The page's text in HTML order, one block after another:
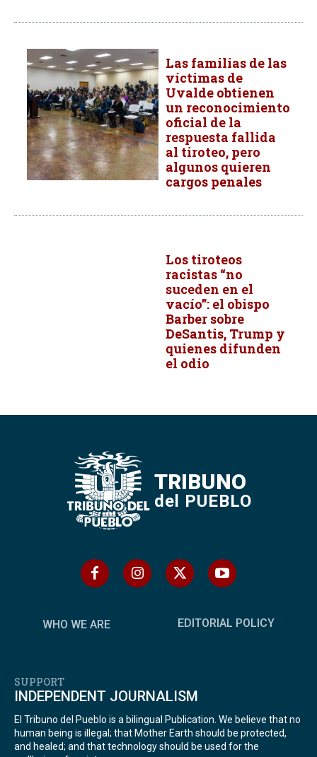
Las familias de las
víctimas de
Uvalde obtienen
un reconocimiento
oficial de la
respuesta fallida
al tiroteo, pero
algunos quieren
cargos penales
Los tiroteos
racistas “no
suceden en el
vacío”: el obispo
Barber sobre
DeSantis, Trump y
quienes difunden
el odio
TRIBUNO
del PUEBLO
WHO WE ARE EDITORIAL POLICY
SUPPORT
INDEPENDENT JOURNALISM
El Tribuno del Pueblo is a bilingual Publication. We believe that no
human being is illegal; that Mother Earth should be protected,
and healed; and that technology should be used for the